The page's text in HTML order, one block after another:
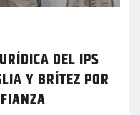
DEL IPS
Y BRÍTEZ POR